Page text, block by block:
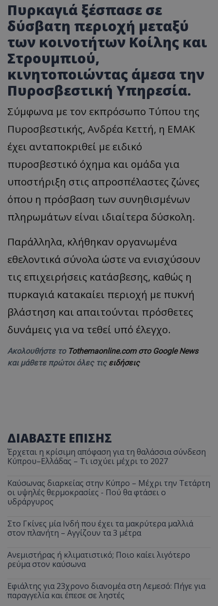
Πυρκαγιά ξέσπασε σε
δύσβατη περιοχή μεταξύ
των κοινοτήτων Κοίλης και
Στρουμπιού,
κινητοποιώντας άμεσα την
Πυροσβεστική Υπηρεσία.
Σύμφωνα με τον εκπρόσωπο Τύπου της
Πυροσβεστικής, Ανδρέα Κεττή, η ΕΜΑΚ
έχει ανταποκριθεί με ειδικό
πυροσβεστικό όχημα και ομάδα για
υποστήριξη στις απροσπέλαστες ζώνες
όπου η πρόσβαση των συνηθισμένων
πληρωμάτων είναι ιδιαίτερα δύσκολη.
Παράλληλα, κλήθηκαν οργανωμένα
εθελοντικά σύνολα ώστε να ενισχύσουν
τις επιχειρήσεις κατάσβεσης, καθώς η
πυρκαγιά κατακαίει περιοχή με πυκνή
βλάστηση και απαιτούνται πρόσθετες
δυνάμεις για να τεθεί υπό έλεγχο.
Ακολουθήστε το Tothemaonline.com στο Google News
και μάθετε πρώτοι όλες τις ειδήσεις
ΔΙΑΒΑΣΤΕ ΕΠΙΣΗΣ
Έρχεται η κρίσιμη απόφαση για τη θαλάσσια σύνδεση
Κύπρου–Ελλάδας – Τι ισχύει μέχρι το 2027
Καύσωνας διαρκείας στην Κύπρο – Μέχρι την Τετάρτη
οι υψηλές θερμοκρασίες - Πού θα φτάσει ο
υδράργυρος
Στο Γκίνες μία Ινδή που έχει τα μακρύτερα μαλλιά
στον πλανήτη – Αγγίζουν τα 3 μέτρα
Ανεμιστήρας ή κλιματιστικό; Ποιο καίει λιγότερο
ρεύμα στον καύσωνα
Εφιάλτης για 23χρονο διανομέα στη Λεμεσό: Πήγε για
παραγγελία και έπεσε σε ληστές